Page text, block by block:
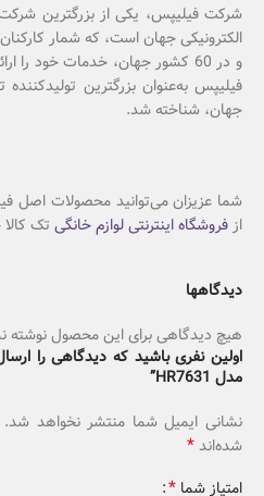
شرکت فیلیپس، یکی از بزرگترین
فیلیپس به‌عنوان بزرگترین
جهان، شناخته شد.
شما عزیزان می‌توانید محصولات اصل
از فروشگاه اینترنتی لوازم خانگی تک
دیدگاهها
هیچ دیدگاهی برای این محصول
اولین نفری باشید که دیدگاهی را
مدل HR7631”
نشانی ایمیل شما منتشر نخواهد شد.
شده‌اند*
امتیاز شما *